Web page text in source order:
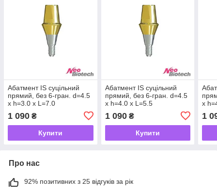
Абатмент IS суцільний
прямий, без 6-гран. d=4.5
х h=3.0 х L=7.0
1 090 ₴
Купити
Абатмент IS суцільний
прямий, без 6-гран. d=4.5
х h=4.0 х L=5.5
1 090₴
Купити
х
1
Про нас
92% позитивних з 25 відгуків за рік